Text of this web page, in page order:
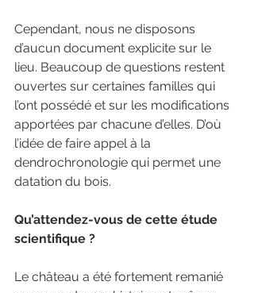
Cependant, nous ne disposons
d’aucun document explicite sur le
lieu. Beaucoup de questions restent
ouvertes sur certaines familles qui
l’ont possédé et sur les modifications
apportées par chacune d’elles. D’où
l’idée de faire appel à la
dendrochronologie qui permet une
datation du bois.
Qu’attendez-vous de cette étude
scientifique ?
Le château a été fortement remanié